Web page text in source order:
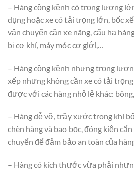
– Hàng cồng kềnh có trọng lượng
dụng hoặc xe có tải trọng lớn, bốc
vận chuyển cần xe nâng, cẩu hạ
bị cơ khí, máy móc cơ giới,…
– Hàng cồng kềnh nhưng trọng
xếp nhưng không cần xe có tải
được với các hàng nhỏ lẻ khác:
– Hàng dễ vỡ, trầy xước trong khi
chèn hàng và bao bọc, đóng kiện
chuyển để đảm bảo an toàn của
– Hàng có kích thước vừa phải